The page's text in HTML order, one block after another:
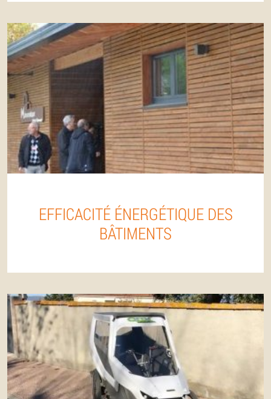
EFFICACITÉ ÉNERGÉTIQUE DES
BÂTIMENTS